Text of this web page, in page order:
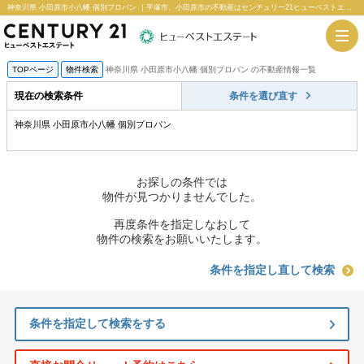
神奈川県 小田原市小八幡 個別プロパン ｜平塚市、小田原市の不動産はセンチュリー21ヒューベストエステート
TOPページ 物件検索 神奈川県 小田原市小八幡 個別プロパン の不動産情報一覧
現在の検索条件 条件を選び直す
神奈川県 小田原市小八幡 個別プロパン
お探しの条件では
物件が見つかりませんでした。
再度条件を指定しなおして
物件の検索をお願いいたします。
条件を指定し直して検索
条件を指定して検索をする